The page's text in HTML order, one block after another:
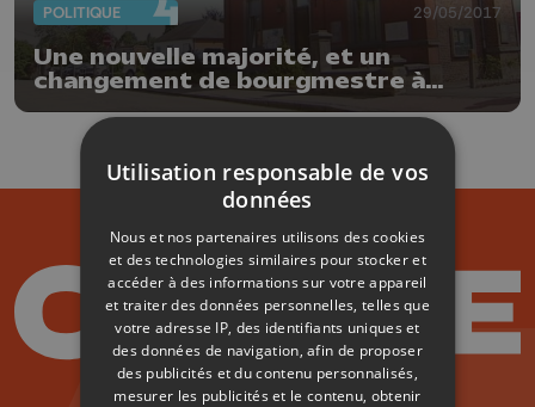
POLITIQUE 29/05/2017
Une nouvelle majorité, et un
changement de bourgmestre à
Utilisation responsable de vos
données
Nous et nos partenaires utilisons des cookies
et des technologies similaires pour stocker et
accéder à des informations sur votre appareil
et traiter des données personnelles, telles que
votre adresse IP, des identifiants uniques et
des données de navigation, afin de proposer
des publicités et du contenu personnalisés,
mesurer les publicités et le contenu, obtenir